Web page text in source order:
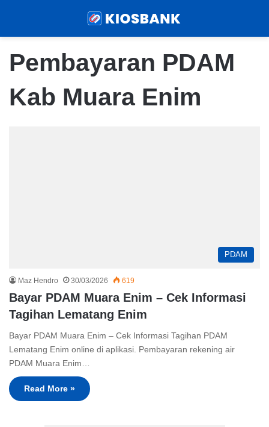
Pembayaran PDAM
Kab Muara Enim
PDAM
Maz Hendro 30/03/2026 619
Bayar PDAM Muara Enim – Cek Informasi
Tagihan Lematang Enim
Bayar PDAM Muara Enim – Cek Informasi Tagihan PDAM
Lematang Enim online di aplikasi. Pembayaran rekening air
PDAM Muara Enim…
Read More »